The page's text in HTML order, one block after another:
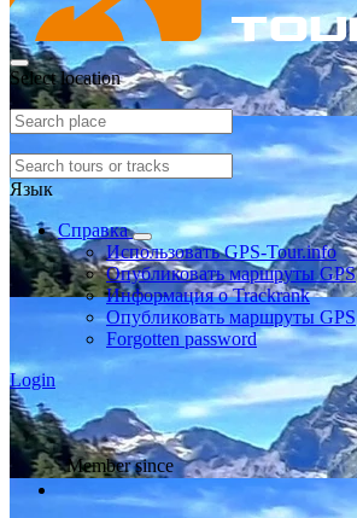
Select location
Язык
Справка
Использовать GPS-Tour.info
Опубликовать маршруты GPS
Информация о Trackrank
Опубликовать маршруты GPS
Forgotten password
Login
Member since